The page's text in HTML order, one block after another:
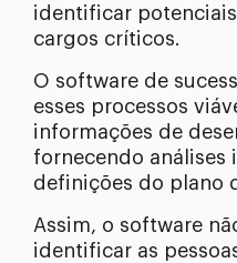
identificar
cargos críticos.
O software de
esses processos
informações de
fornecendo análises
definições do plano
Assim, o software
identificar as